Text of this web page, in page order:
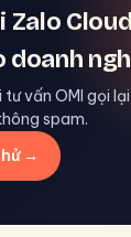
Zalo Cloud
doanh
vấn OMI gọi
spam.
→